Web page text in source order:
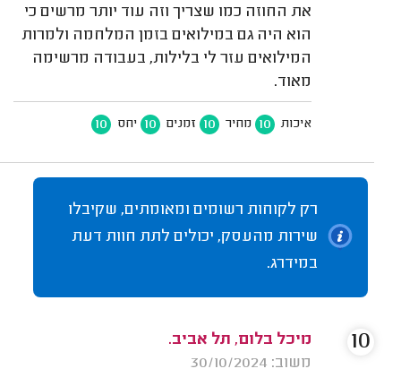
את החוזה כמו שצריך וזה עוד יותר מרשים כי
הוא היה גם במילואים בזמן המלחמה ולמרות
המילואים עזר לי בלילות, בעבודה מרשימה
מאוד.
איכות 10 מחיר 10 זמנים 10 יחס 10
רק לקוחות רשומים ומאומתים, שקיבלו
שירות מהעסק, יכולים לתת חוות דעת
במידרג.
מיכל בלום, תל אביב.
משוב: 30/10/2024
10